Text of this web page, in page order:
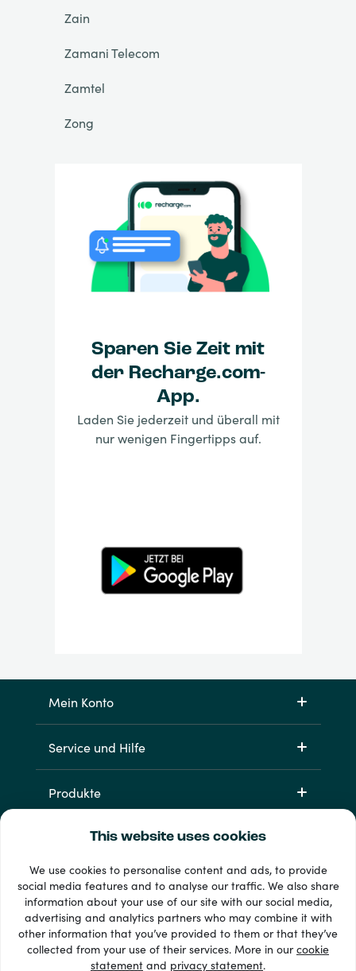
This website uses cookies
We use cookies to personalise content and ads, to provide
social media features and to analyse our traffic. We also share
information about your use of our site with our social media,
advertising and analytics partners who may combine it with
other information that you’ve provided to them or that they’ve
collected from your use of their services. More in ourcookie
statement and privacy statement.
Zain
Zamani Telecom
Zamtel
Zong
Sparen Sie Zeit mit
der Recharge.com-
App.
Laden Sie jederzeit und überall mit
nur wenigen Fingertipps auf.
Mein Konto
Service und Hilfe
Produkte
33 + Zahlungsmethoden
Alle anzeigen